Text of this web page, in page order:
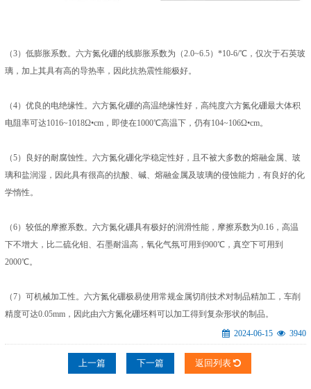
（3）低膨胀系数。六方氮化硼的线膨胀系数为（2.0~6.5）*10-6/℃，仅次于石英玻
璃，加上其具有高的导热率，因此抗热震性能极好。
（4）优良的电绝缘性。六方氮化硼的高温绝缘性好，高纯度六方氮化硼最大体积
电阻率可达1016~1018Ω•cm，即使在1000℃高温下，仍有104~106Ω•cm。
（5）良好的耐腐蚀性。六方氮化硼化学稳定性好，且不被大多数的熔融金属、玻
璃和盐润湿，因此具有很高的抗酸、碱、熔融金属及玻璃的侵蚀能力，有良好的化
学惰性。
（6）较低的摩擦系数。六方氮化硼具有极好的润滑性能，摩擦系数为0.16，高温
下不增大，比二硫化钼、石墨耐温高，氧化气氛可用到900℃，真空下可用到
2000℃。
（7）可机械加工性。六方氮化硼极易使用常规金属切削技术对制品精加工，车削
精度可达0.05mm，因此由六方氮化硼坯料可以加工得到复杂形状的制品。
2024-06-15
3940
上一篇 下一篇 返回列表